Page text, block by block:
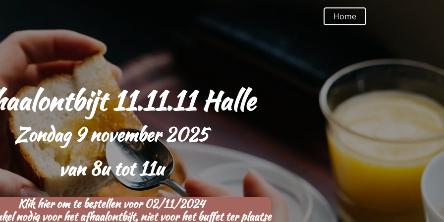
Home
11.11.11 Halle
Zondag 9 november 2025
van 8u tot 11u
Klik hier om te bestellen voor 02/11/2024
nodig voor het afhaalontbijt, niet voor het buffet ter plaatse